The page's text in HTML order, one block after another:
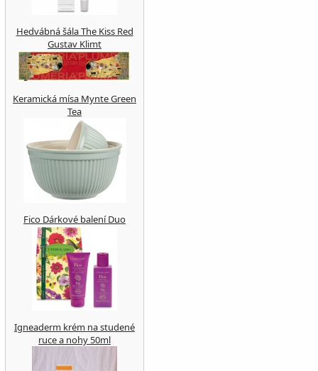
Hedvábná šála The Kiss Red
Gustav Klimt
Keramická mísa Mynte Green
Tea
Fico Dárkové balení Duo
Igneaderm krém na studené
ruce a nohy 50ml